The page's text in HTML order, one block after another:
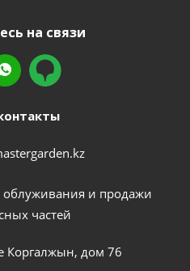
на связи
облуживания и продажи
частей
Коргалжын, дом 76